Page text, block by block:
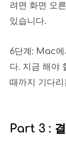
려면 화면 오
있습니다.
6단계: Mac에
다. 지금 해야
때까지 기다
Part 3 :